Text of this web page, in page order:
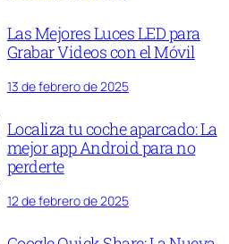
Las Mejores Luces LED para
Grabar Videos con el Móvil
13 de febrero de 2025
Localiza tu coche aparcado: La
mejor app Android para no
perderte
12 de febrero de 2025